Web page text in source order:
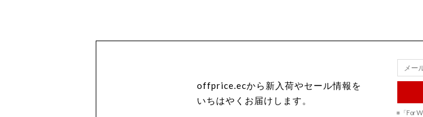
offprice.ecから新入荷やセール情報を
いちはやくお届けします。
※「For